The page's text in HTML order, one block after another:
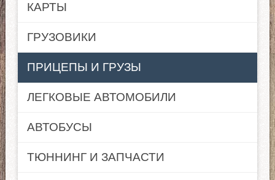
КАРТЫ
ГРУЗОВИКИ
ПРИЦЕПЫ И ГРУЗЫ
ЛЕГКОВЫЕ АВТОМОБИЛИ
АВТОБУСЫ
ТЮННИНГ И ЗАПЧАСТИ